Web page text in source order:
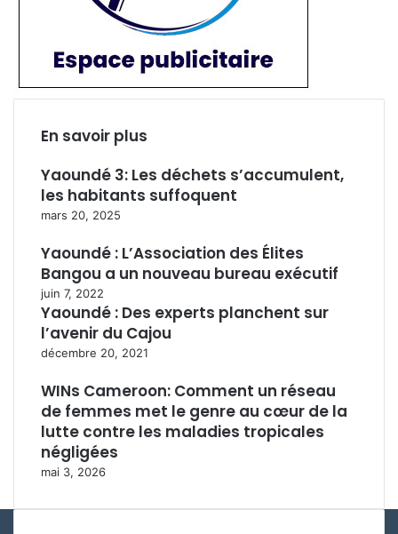
En savoir plus
Yaoundé 3: Les déchets s’accumulent,
les habitants suffoquent
mars 20, 2025
Yaoundé : L’Association des Élites
Bangou a un nouveau bureau exécutif
juin 7, 2022
Yaoundé : Des experts planchent sur
l’avenir du Cajou
décembre 20, 2021
WINs Cameroon: Comment un réseau
de femmes met le genre au cœur de la
lutte contre les maladies tropicales
négligées
mai 3, 2026